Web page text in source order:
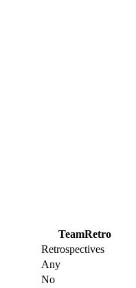
TeamRetro
Retrospectives
Any
No